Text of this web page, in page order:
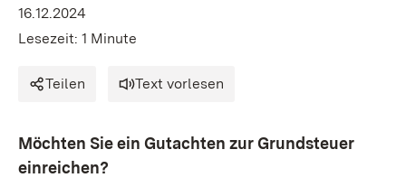
16.12.2024
Lesezeit: 1 Minute
Teilen Text vorlesen
Möchten Sie ein Gutachten zur Grundsteuer
einreichen?